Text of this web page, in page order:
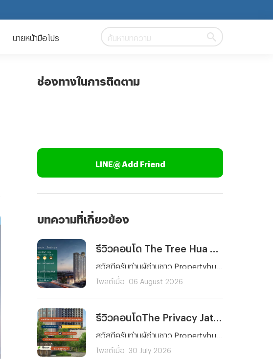
นายหน้ามือโปร ค้นหาบทความ
ช่องทางในการติดตาม
LINE@ Add Friend
บทความที่เกี่ยวข้อง
โพสต์เมื่อ 06 August 2026
โพสต์เมื่อ 30 July 2026